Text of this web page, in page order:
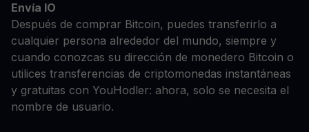
Envía IO
Después de comprar Bitcoin, puedes transferirlo a
cualquier persona alrededor del mundo, siempre y
cuando conozcas su dirección de monedero Bitcoin o
utilices transferencias de criptomonedas instantáneas
y gratuitas con YouHodler: ahora, solo se necesita el
nombre de usuario.